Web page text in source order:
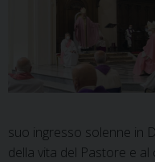
Città
suo ingresso solenne in
della vita del Pastore e